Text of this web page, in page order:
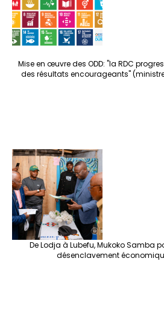
Mise en œuvre des ODD: "la RDC
des résultats encourageants"
De Lodja à Lubefu, Mukoko Samba
désenclavement